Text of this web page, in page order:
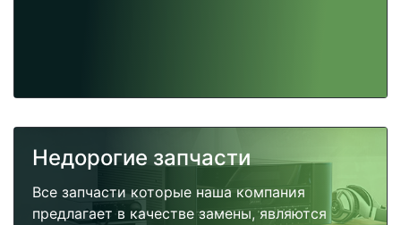
Недорогие запчасти
Все запчасти которые наша компания
предлагает в качестве замены, являются